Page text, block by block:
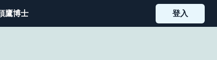
鷹博士 登入